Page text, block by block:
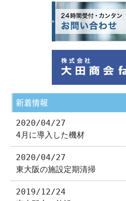
新着情報
2020/04/27
4月に導入した機材
2020/04/27
東大阪の施設定期清掃
2019/12/24